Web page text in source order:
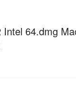
64.dmg